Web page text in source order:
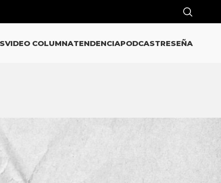
VIDEO COLUMNATENDENCIAPODCASTRESEÑA